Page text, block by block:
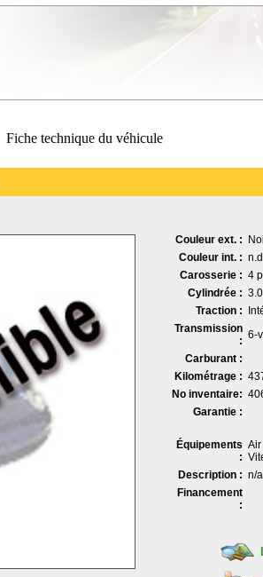
Fiche technique du véhicule
Couleur ext. :
Couleur int. :
Carosserie : 4
Cylindrée :
Traction :
Transmission
: 6-
Carburant :
Kilométrage :
No inventaire:
Garantie :
Équipements
:
Air
Description : n/a
Financement
: